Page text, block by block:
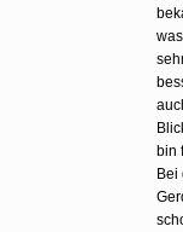
bin
Bei